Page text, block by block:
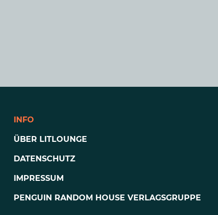
INFO
ÜBER LITLOUNGE
DATENSCHUTZ
IMPRESSUM
PENGUIN RANDOM HOUSE VERLAGSGRUPPE